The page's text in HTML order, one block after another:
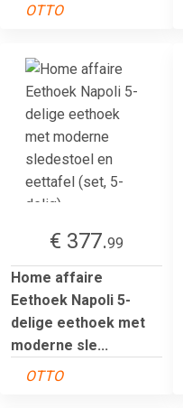
OTTO
€ 377.99
Home affaire
Eethoek Napoli 5-
delige eethoek met
moderne sle...
OTTO